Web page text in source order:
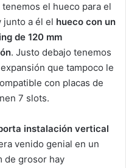
el hueco para el
junto a él el hueco con un
de 120 mm
. Justo debajo tenemos
que tampoco le
con placas de
7 slots.
instalación vertical
venido genial en un
de grosor hay